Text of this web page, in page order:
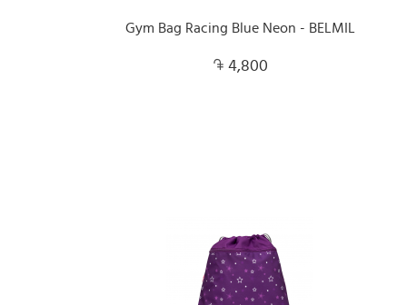
Gym Bag Racing Blue Neon - BELMIL
4,800